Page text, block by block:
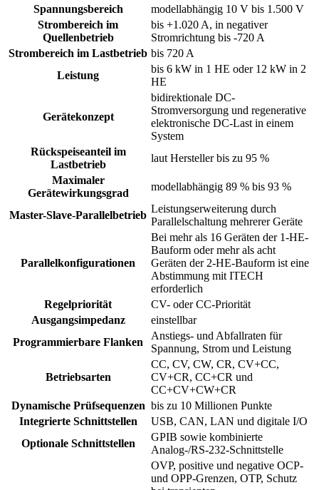
Spannungsbereich
modellabhängig 10 V bis 1.500 V
Strombereich im
Quellenbetrieb
bis +1.020 A, in negativer
Stromrichtung bis -720 A
Strombereich im Lastbetrieb bis 720 A
Leistung
bis 6 kW in 1 HE oder 12 kW in 2
HE
Gerätekonzept
bidirektionale DC-
Stromversorgung und regenerative
elektronische DC-Last in einem
System
Rückspeiseanteil im
Lastbetrieb
laut Hersteller bis zu 95 %
Maximaler
Gerätewirkungsgrad
modellabhängig 89 % bis 93 %
Master-Slave-Parallelbetrieb
Leistungserweiterung durch
Parallelschaltung mehrerer Geräte
Parallelkonfigurationen
Bei mehr als 16 Geräten der 1-HE-
Bauform oder mehr als acht
Geräten der 2-HE-Bauform ist eine
Abstimmung mit ITECH
erforderlich
Regelpriorität
CV- oder CC-Priorität
Ausgangsimpedanz
einstellbar
Programmierbare Flanken
Anstiegs- und Abfallraten für
Spannung, Strom und Leistung
Betriebsarten
CC, CV, CW, CR, CV+CC,
CV+CR, CC+CR und
CC+CV+CW+CR
Dynamische Prüfsequenzen bis zu 10 Millionen Punkte
Integrierte Schnittstellen
USB, CAN, LAN und digitale I/O
Optionale Schnittstellen
GPIB sowie kombinierte
Analog-/RS-232-Schnittstelle
OVP, positive und negative OCP-
und OPP-Grenzen, OTP, Schutz